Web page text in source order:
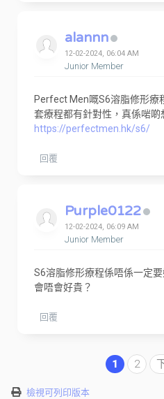
alannn
12-02-2024, 06:04 AM
Junior Member
Perfect Men嘅S6溶脂修形療
套療程都有針對性，真係啱啲
https://perfectmen.hk/s6/
回覆
Purple0122
12-02-2024, 06:09 AM
Junior Member
S6溶脂修形療程係唔係一定
會唔會好貴？
回覆
1 2
檢視可列印版本